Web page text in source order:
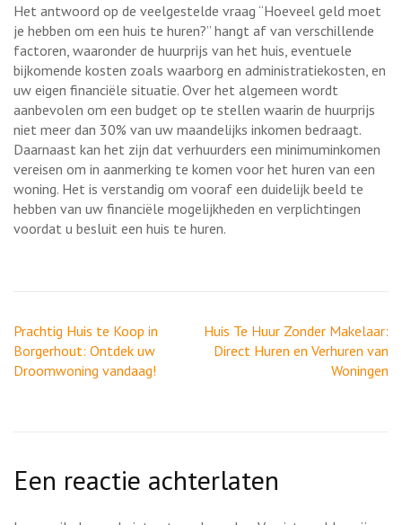
Het antwoord op de veelgestelde vraag “Hoeveel geld moet
je hebben om een huis te huren?” hangt af van verschillende
factoren, waaronder de huurprijs van het huis, eventuele
bijkomende kosten zoals waarborg en administratiekosten, en
uw eigen financiële situatie. Over het algemeen wordt
aanbevolen om een budget op te stellen waarin de huurprijs
niet meer dan 30% van uw maandelijks inkomen bedraagt.
Daarnaast kan het zijn dat verhuurders een minimuminkomen
vereisen om in aanmerking te komen voor het huren van een
woning. Het is verstandig om vooraf een duidelijk beeld te
hebben van uw financiële mogelijkheden en verplichtingen
voordat u besluit een huis te huren.
Berichtnavigatie
Prachtig Huis te Koop in
Borgerhout: Ontdek uw
Droomwoning vandaag!
Huis Te Huur Zonder Makelaar:
Direct Huren en Verhuren van
Woningen
Een reactie achterlaten